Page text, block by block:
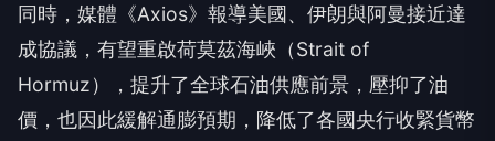
同時，媒體《Axios》報導美國、伊朗與阿曼接近達
成協議，有望重啟荷莫茲海峽（Strait of
Hormuz），提升了全球石油供應前景，壓抑了油
價，也因此緩解通膨預期，降低了各國央行收緊貨幣